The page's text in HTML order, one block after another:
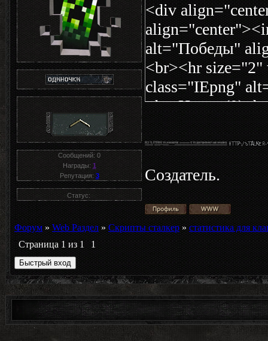
Сообщений: 0
Награды: 1
Репутация: 3
Статус:
<div
alt="Победы"
<br><hr
class="IEpng"
align="center"
class="IEpng"
href="http://
CW</
Создатель.
Форум » Web Раздел » Скрипты сталкер » статистика для
Страница 1 из 1 1